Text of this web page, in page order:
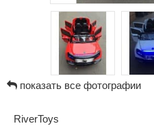
показать все фотографии
RiverToys